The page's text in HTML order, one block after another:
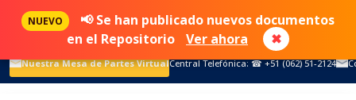
Nuestra Mesa de Partes VirtualCentral Telefónica: ☎ +51 (062) 51-2124
NUEVO
📢 Se han publicado nuevos documentos
en el Repositorio
Ver ahora ✖